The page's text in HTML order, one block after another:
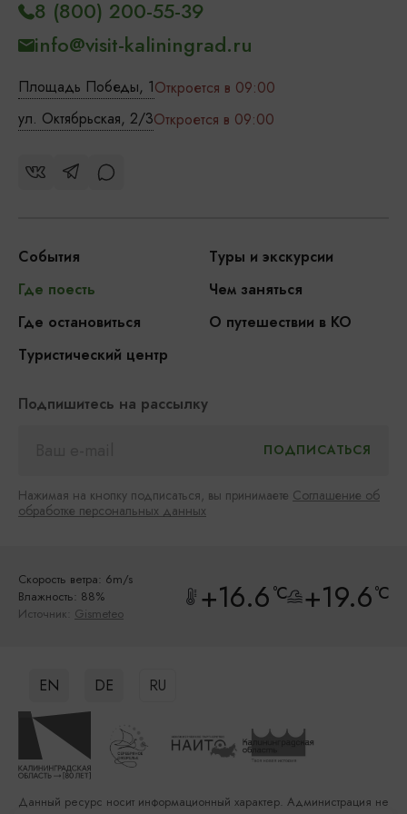
Площадь Победы, 1Откроется в 09:00
ул. Октябрьская, 2/3Откроется в 09:00
8 (800) 200-55-39
info@visit-kaliningrad.ru
События
Туры и экскурсии
Где поесть
Чем заняться
Где остановиться
О путешествии в КО
Туристический центр
Подпишитесь на рассылку
Нажимая на кнопку подписаться, вы принимаете Соглашение об
обработке персональных данных
Скорость ветра: 6m/s
Влажность: 88%
Источник: Gismeteo +16.6°C +19.6°C
EN DE RU
Данный ресурс носит информационный характер. Администрация не